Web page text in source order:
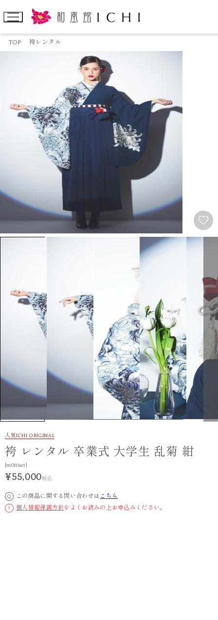
TOP 袴レンタル
人気ICHI ORIGINAL
袴 レンタル 卒業式 大学生 乱菊 紺
[m0111set]
¥55,000税込
Q この商品に関する問い合わせは こちら
! 個人情報保護方針をよくお読みの上お申込みください。